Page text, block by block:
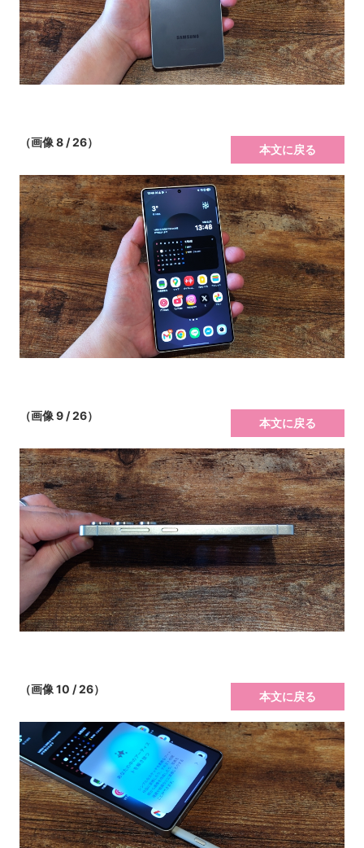
（画像 8 / 26）
本文に戻る
（画像 9 / 26）
本文に戻る
（画像 10 / 26）
本文に戻る